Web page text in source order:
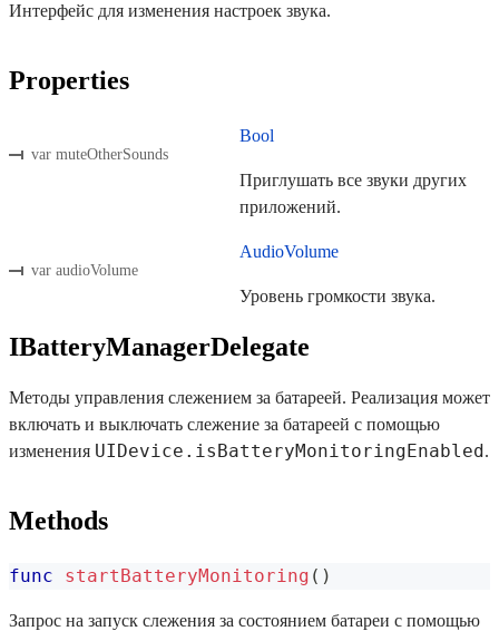
Интерфейс для изменения настроек звука.
Properties
var muteOtherSounds
Bool
Приглушать все звуки других
приложений.
var audioVolume
AudioVolume
Уровень громкости звука.
IBatteryManagerDelegate
Методы управления слежением за батареей. Реализация может
включать и выключать слежение за батареей с помощью
изменения UIDevice.isBatteryMonitoringEnabled.
Methods
func startBatteryMonitoring ( )
Запрос на запуск слежения за состоянием батареи с помощью